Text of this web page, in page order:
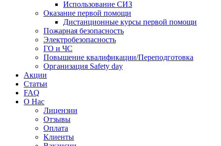
Использование СИЗ
Оказание первой помощи
Дистанционные курсы первой помощи
Пожарная безопасность
Электробезопасность
ГО и ЧС
Повышение квалификации/Переподготовка
Организация Safety day
Акции
Статьи
FAQ
О Нас
Лицензии
Отзывы
Оплата
Клиенты